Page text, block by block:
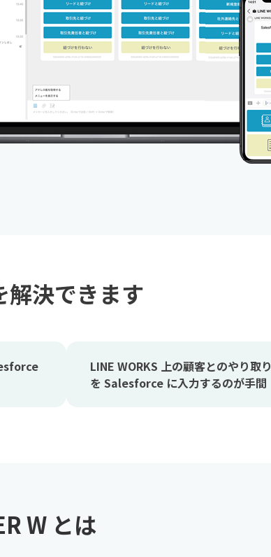
解決できます
LINE WORKS 上の顧客とのやり取り
を Salesforce に入力するのが手間
W とは​